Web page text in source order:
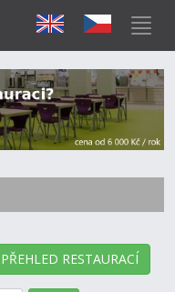
PŘEHLED RESTAURACÍ